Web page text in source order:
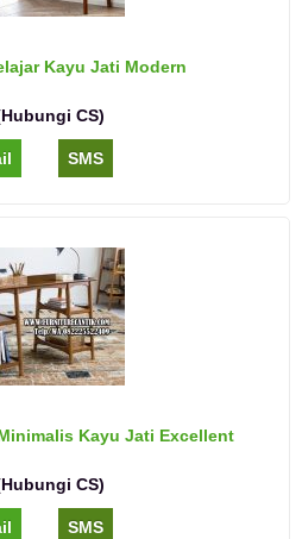
Kayu Jati Modern
CS)
SMS
Kayu Jati Excellent
CS)
SMS